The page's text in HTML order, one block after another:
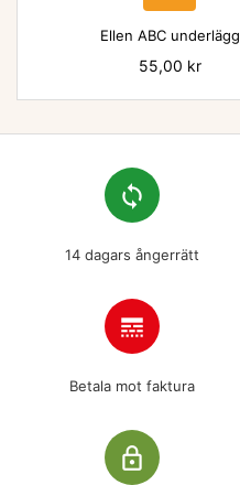
Ellen ABC underlägg
Pris
55,00 kr
loop
14 dagars ångerrätt
line_style
Betala mot faktura
lock_outline